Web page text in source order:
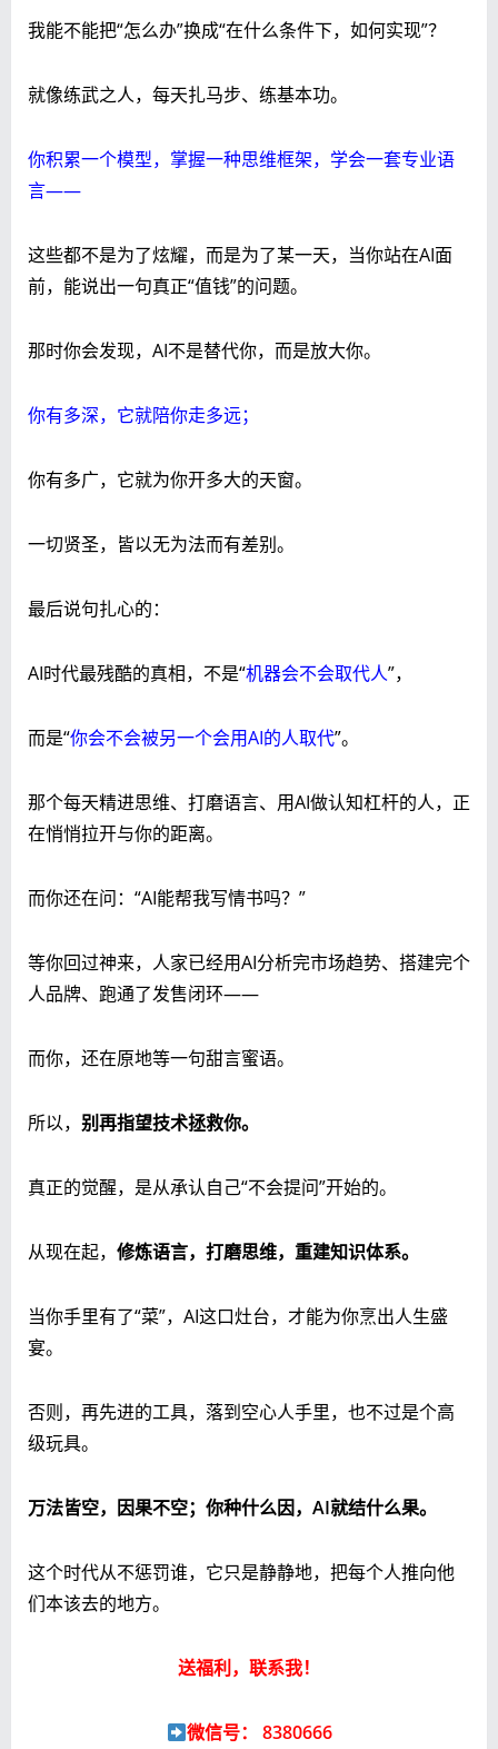
我能不能把“怎么办”换成“在什么条件下，如何实现”？
就像练武之人，每天扎马步、练基本功。
你积累一个模型，掌握一种思维框架，学会一套专业语
言——
这些都不是为了炫耀，而是为了某一天，当你站在AI面
前，能说出一句真正“值钱”的问题。
那时你会发现，AI不是替代你，而是放大你。
你有多深，它就陪你走多远；
你有多广，它就为你开多大的天窗。
一切贤圣，皆以无为法而有差别。
最后说句扎心的：
AI时代最残酷的真相，不是“机器会不会取代人”，
而是“你会不会被另一个会用AI的人取代”。
那个每天精进思维、打磨语言、用AI做认知杠杆的人，正
在悄悄拉开与你的距离。
而你还在问：“AI能帮我写情书吗？”
等你回过神来，人家已经用AI分析完市场趋势、搭建完个
人品牌、跑通了发售闭环——
而你，还在原地等一句甜言蜜语。
所以， 别再指望技术拯救你。
真正的觉醒，是从承认自己“不会提问”开始的。
从现在起， 修炼语言，打磨思维，重建知识体系。
当你手里有了“菜”，AI这口灶台，才能为你烹出人生盛
宴。
否则，再先进的工具，落到空心人手里，也不过是个高
级玩具。
万法皆空，因果不空；你种什么因，AI就结什么果。
这个时代从不惩罚谁，它只是静静地，把每个人推向他
们本该去的地方。
送福利，联系我！
微信号： 8380666